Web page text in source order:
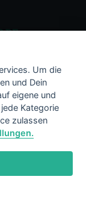
Um die
und Dein
eigene und
Kategorie
zulassen